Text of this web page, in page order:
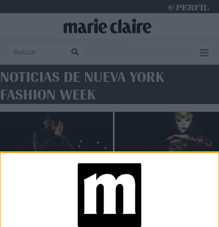
NOTICIAS DE NUEVA YORK
FASHION WEEK